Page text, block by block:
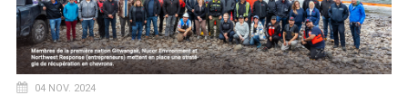
04 NOV. 2024